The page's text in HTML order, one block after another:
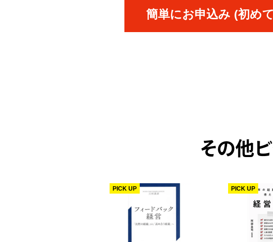
簡単にお申込み (初め
その他
PICK UP PICK UP